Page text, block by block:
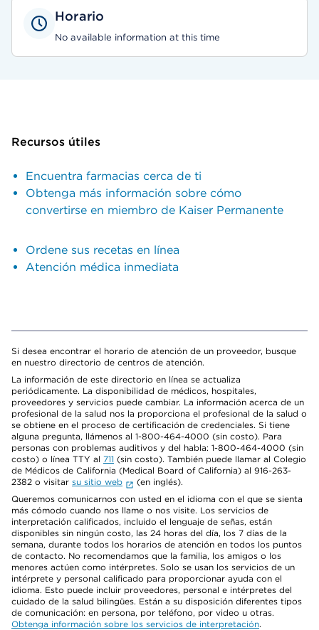
Horario
No available information at this time
Recursos útiles
Encuentra farmacias cerca de ti
Obtenga más información sobre cómo
convertirse en miembro de Kaiser Permanente
Ordene sus recetas en línea
Atención médica inmediata
Si desea encontrar el horario de atención de un proveedor, busque
en nuestro directorio de centros de atención.
La información de este directorio en línea se actualiza
periódicamente. La disponibilidad de médicos, hospitales,
proveedores y servicios puede cambiar. La información acerca de un
profesional de la salud nos la proporciona el profesional de la salud o
se obtiene en el proceso de certificación de credenciales. Si tiene
alguna pregunta, llámenos al 1-800-464-4000 (sin costo). Para
personas con problemas auditivos y del habla: 1-800-464-4000 (sin
costo) o línea TTY al 711 (sin costo). También puede llamar al Colegio
de Médicos de California (Medical Board of California) al 916-263-
2382 o visitar su sitio web
(en inglés).
Queremos comunicarnos con usted en el idioma con el que se sienta
más cómodo cuando nos llame o nos visite. Los servicios de
interpretación calificados, incluido el lenguaje de señas, están
disponibles sin ningún costo, las 24 horas del día, los 7 días de la
semana, durante todos los horarios de atención en todos los puntos
de contacto. No recomendamos que la familia, los amigos o los
menores actúen como intérpretes. Solo se usan los servicios de un
intérprete y personal calificado para proporcionar ayuda con el
idioma. Esto puede incluir proveedores, personal e intérpretes del
cuidado de la salud bilingües. Están a su disposición diferentes tipos
de comunicación: en persona, por teléfono, por video u otras.
Obtenga información sobre los servicios de interpretación.